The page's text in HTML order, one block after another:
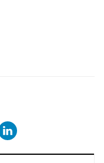
угрозе и процентных